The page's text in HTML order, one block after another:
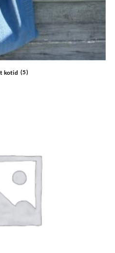
kotid (5)